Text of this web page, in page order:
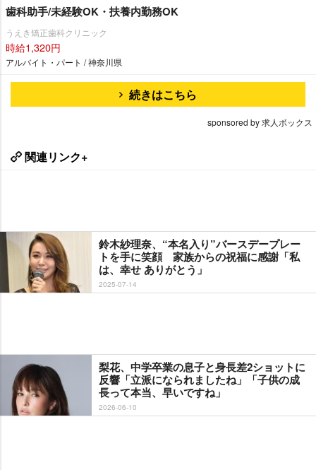
歯科助手/未経験OK・扶養内勤務OK
うえき矯正歯科クリニック
時給1,320円
アルバイト・パート / 神奈川県
続きはこちら
sponsored by 求人ボックス
関連リンク+
鈴木紗理奈、“本名入り”バースデープレー
トを手に笑顔 家族からの祝福に感謝「私
は、幸せ ありがとう」
2025-07-14
梨花、中学卒業の息子と身長差2ショットに
反響「立派になられましたね」「子供の成
長って本当、早いですね」
2026-06-10